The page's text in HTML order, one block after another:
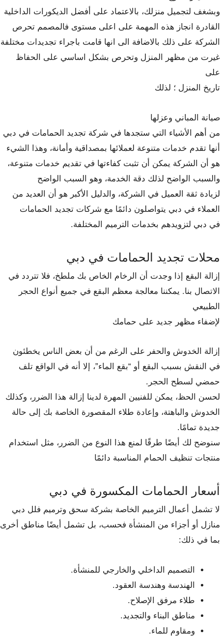
وبشغف لتجميل منزلك، بالاعتماد على أفضل الديكورات الداخلية
القادرة انجاز هذه المهمة على اعلى مستوى فالمصمم تحرص
الشركة على ذلك بالاضافة الى انها قامت باجراء تجديدات مختلفة
غيرت من مظهر المنزل وتحرص بشكل اساسي على الحفاظ
على
تاريخ المنزل ؛ لذلك
صيانة المباني وعزلها
من أهم الأشياء التي ستجدها في شركة تجديد الحمامات في دبي
أنها تقدم خدمات متنوعة لعملائها بمصداقية وأمانة، وهذا الشيء
هو أن الشركة يمكن أن تثبت كفاءتها في تقديم خدمات متنوعة،
والسبب الواضح لذلك دقة الخدمة، وهو السبب الواضح
لزيادة ثقة العميل في الشركة، والدليل الأكبر هو أن العديد من
العملاء في دبي يتواصلون دائمًا مع شركات تجديد الحمامات
في دبي لتزويدهم بخدمات الترميم المختلفة.
محلات تجديد الحمامات في دبي
إزالة البقع إذا وجدت أن الرخام الخاص بك ملطخ، فلا تتردد في
الاتصال بنا. يمكننا معالجة معظم البقع في جميع أنواع الحجر
الطبيعي
لإضفاء مظهر جديد على حمامك
إزالة الخدوش والحفر على الرغم من أن بعض الناس يخطئون
في النقش بسبب البقع أو “بقع الماء”، إلا أنه في الواقع تلف
حمضي لسطح الحجر.
لحسن الحظ، يمكن للفنيين المهرة لدينا إزالة هذا الضرر، وكذلك
الخدوش والباهتة، وإعادة طلاء المقصورة الخاصة بك إلى حالة
جديدة تمامًا.
سنوضح لك أيضًا طرقًا لمنع هذا النوع من الضرر، مثل استخدام
منتجات تنظيف الحمام المناسبة دائمًا
أسعار الحمامات المكسورة في دبي
لا تشمل أعمال الترميم الخاصة بشركة سحق وترميم فلل دبي
منازل أو أجزاء من المنشأة فحسب، بل تشمل أيضًا مناطق أخرى
بما في ذلك:
التصميم الداخلي والخارجي للمنشأة.
الهندسة وهندسة العقود.
طلاء مرفق الإصلاح.
مناطق البناء والتجديد.
ومقاوم للماء.